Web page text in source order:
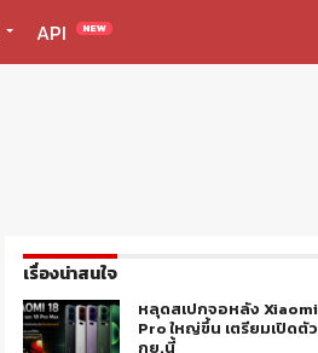
API NEW
เรื่องน่าสนใจ
หลุดสเปกจอหลัง Xiaomi
Pro ใหญ่ขึ้น เตรียมเปิดตัว
กย.นี้